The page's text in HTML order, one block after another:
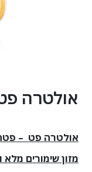
אולטרה פט – פטה
מזון שימורים מלא